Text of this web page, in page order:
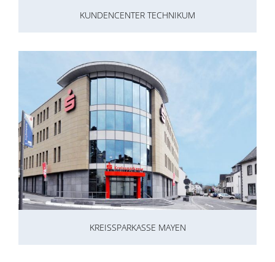
KUNDENCENTER TECHNIKUM
KREISSPARKASSE MAYEN